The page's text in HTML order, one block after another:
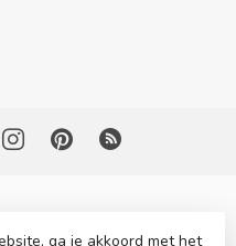
ga je akkoord met het